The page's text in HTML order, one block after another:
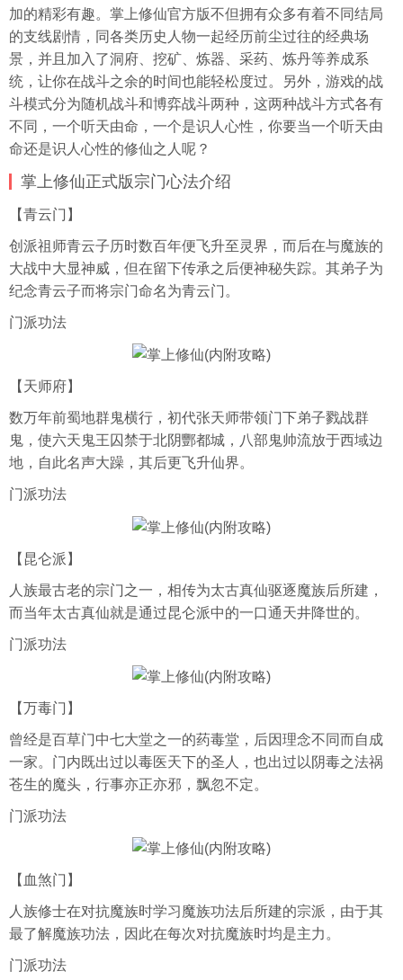
加的精彩有趣。掌上修仙官方版不但拥有众多有着不同结局
的支线剧情，同各类历史人物一起经历前尘过往的经典场
景，并且加入了洞府、挖矿、炼器、采药、炼丹等养成系
统，让你在战斗之余的时间也能轻松度过。另外，游戏的战
斗模式分为随机战斗和博弈战斗两种，这两种战斗方式各有
不同，一个听天由命，一个是识人心性，你要当一个听天由
命还是识人心性的修仙之人呢？
掌上修仙正式版宗门心法介绍
【青云门】
创派祖师青云子历时数百年便飞升至灵界，而后在与魔族的
大战中大显神威，但在留下传承之后便神秘失踪。其弟子为
纪念青云子而将宗门命名为青云门。
门派功法
【天师府】
数万年前蜀地群鬼横行，初代张天师带领门下弟子戮战群
鬼，使六天鬼王囚禁于北阴酆都城，八部鬼帅流放于西域边
地，自此名声大躁，其后更飞升仙界。
门派功法
【昆仑派】
人族最古老的宗门之一，相传为太古真仙驱逐魔族后所建，
而当年太古真仙就是通过昆仑派中的一口通天井降世的。
门派功法
【万毒门】
曾经是百草门中七大堂之一的药毒堂，后因理念不同而自成
一家。门内既出过以毒医天下的圣人，也出过以阴毒之法祸
苍生的魔头，行事亦正亦邪，飘忽不定。
门派功法
【血煞门】
人族修士在对抗魔族时学习魔族功法后所建的宗派，由于其
最了解魔族功法，因此在每次对抗魔族时均是主力。
门派功法